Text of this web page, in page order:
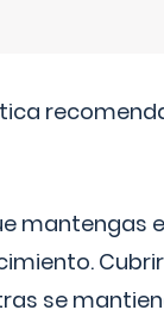
mantengas
se